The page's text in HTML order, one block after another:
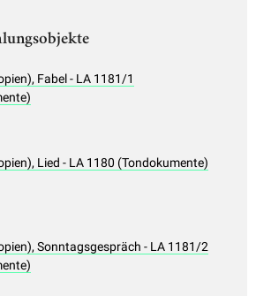
Fabel - LA 1181/1
Lied - LA 1180 (Tondokumente)
Sonntagsgespräch - LA 1181/2